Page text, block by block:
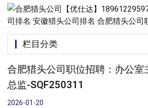
合肥猎头公司职位招聘：办公
总监-SQF250311
2026-01-20
栏目分类